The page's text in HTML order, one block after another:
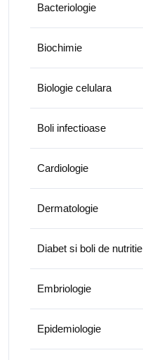
Bacteriologie
Biochimie
Biologie celulara
Boli infectioase
Cardiologie
Dermatologie
Diabet si boli de nutritie
Embriologie
Epidemiologie